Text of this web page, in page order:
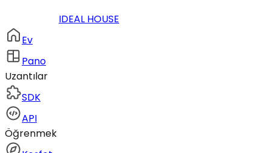
IDEAL HOUSE
Ev
Pano
Uzantılar
SDK
API
Öğrenmek